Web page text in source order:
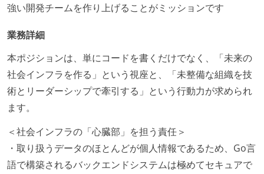
強い開発チームを作り上げることがミッションです
業務詳細
本ポジションは、単にコードを書くだけでなく、「未来の
社会インフラを作る」という視座と、「未整備な組織を技
術とリーダーシップで牽引する」という行動力が求められ
ます。
＜社会インフラの「心臓部」を担う責任＞
・取り扱うデータのほとんどが個人情報であるため、Go言
語で構築されるバックエンドシステムは極めてセキュアで